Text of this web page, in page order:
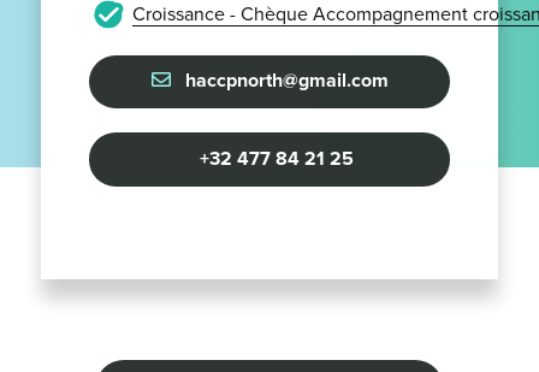
Croissance - Chèque Accompagnement
haccpnorth@gmail.com
+32 477 84 21 25